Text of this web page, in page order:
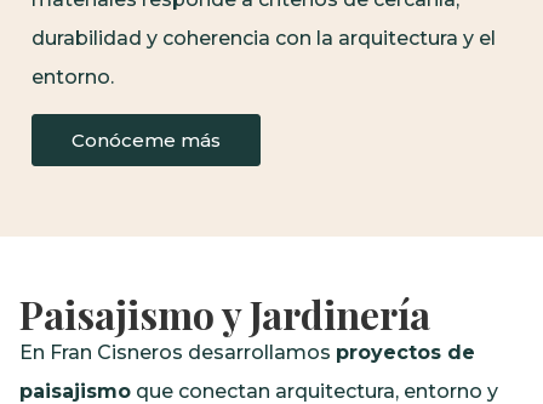
durabilidad y coherencia con la arquitectura y el
entorno.
Conóceme más
Paisajismo y Jardinería
En Fran Cisneros desarrollamos proyectos de
paisajismo que conectan arquitectura, entorno y